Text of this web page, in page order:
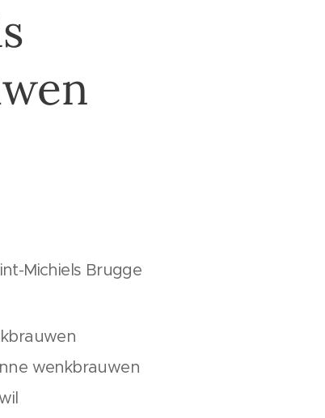
Michiels Brugge
wenkbrauwen